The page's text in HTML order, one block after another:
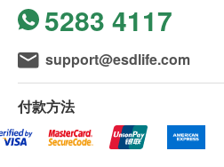
5283 4117
support@esdlife.com
付款方法